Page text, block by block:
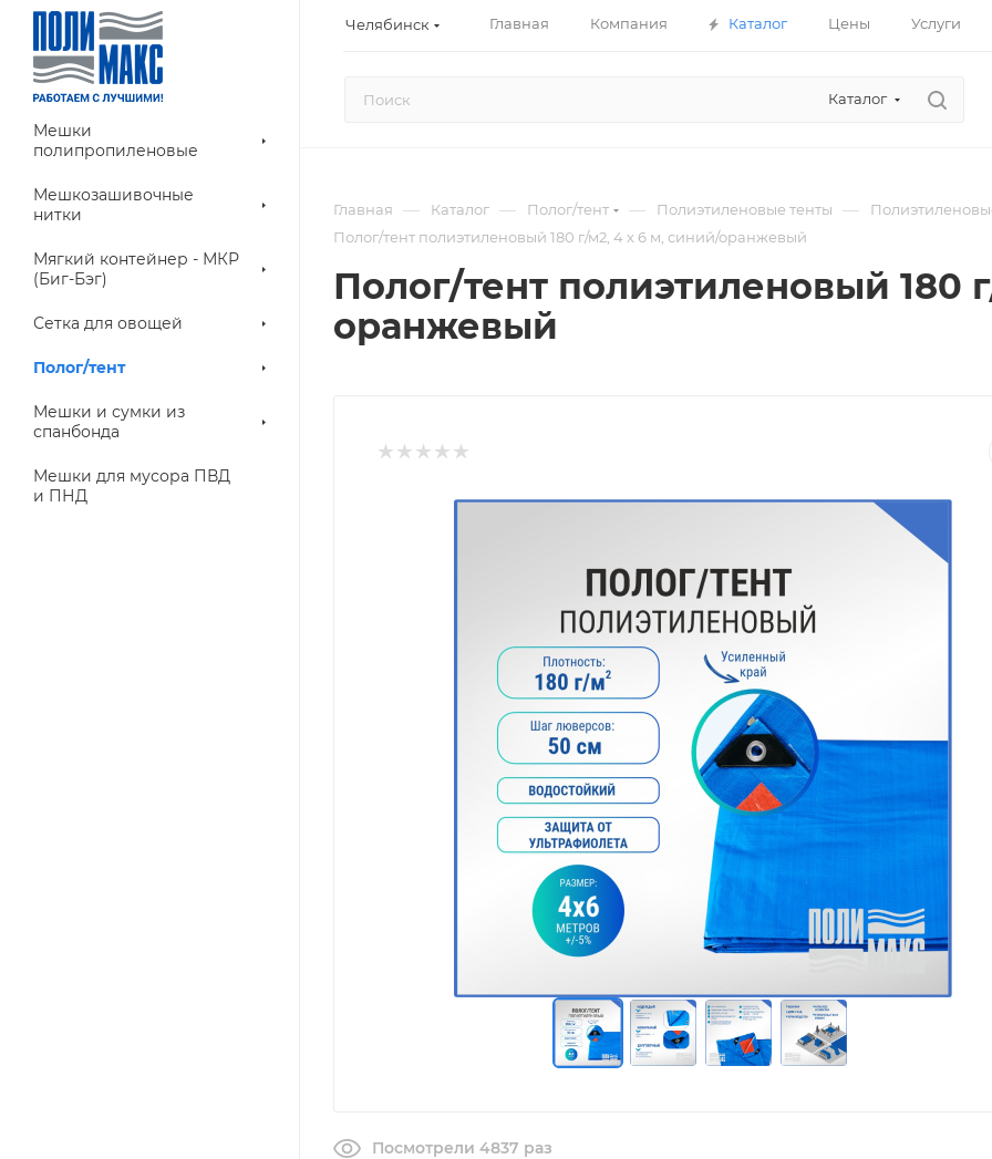
Челябинск Главная Компания Каталог Цены Услуги
Каталог
Мешки
полипропиленовые
Мешкозашивочные
нитки
Мягкий контейнер - МКР
(Биг-Бэг)
Сетка для овощей
Полог/тент
Мешки и сумки из
спанбонда
Мешки для мусора ПВД
и ПНД
Главная — Каталог — Полог/тент — Полиэтиленовые тенты —
Полог/тент полиэтиленовый 180 г/м2, 4 х 6 м, синий/оранжевый
Полог/тент полиэтиленовый 180
оранжевый
Посмотрели 4837 раз